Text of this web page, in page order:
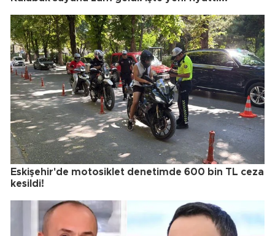
Eskişehir'de motosiklet denetimde 600 bin TL ceza
kesildi!